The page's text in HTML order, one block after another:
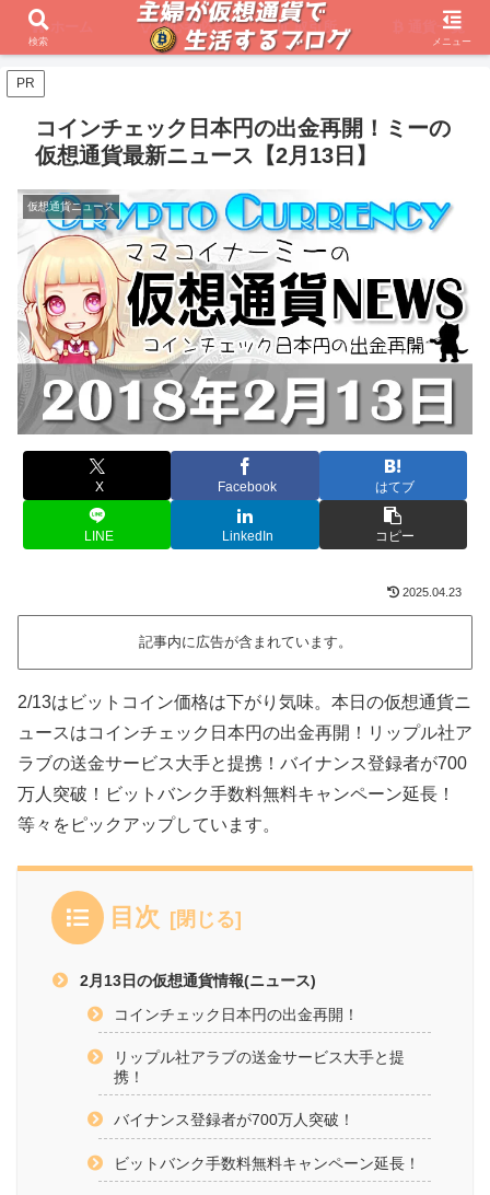
ホーム 初心者必見 取引所 通貨一覧
PR
コインチェック日本円の出金再開！ミーの
仮想通貨最新ニュース【2月13日】
仮想通貨ニュース
X Facebook はてブ
LINE LinkedIn コピー
2025.04.23
記事内に広告が含まれています。
2/13はビットコイン価格は下がり気味。本日の仮想通貨ニ
ュースはコインチェック日本円の出金再開！リップル社ア
ラブの送金サービス大手と提携！バイナンス登録者が700
万人突破！ビットバンク手数料無料キャンペーン延長！
等々をピックアップしています。
目次
2月13日の仮想通貨情報(ニュース)
コインチェック日本円の出金再開！
リップル社アラブの送金サービス大手と提
携！
バイナンス登録者が700万人突破！
ビットバンク手数料無料キャンペーン延長！
検索 メニュー